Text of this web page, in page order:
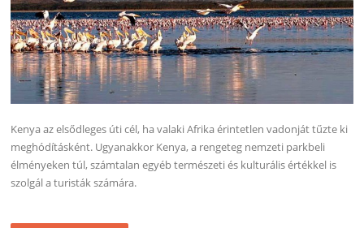
Kenya az elsődleges úti cél, ha valaki Afrika érintetlen vadonját tűzte ki
meghódításként. Ugyanakkor Kenya, a rengeteg nemzeti parkbeli
élményeken túl, számtalan egyéb természeti és kulturális értékkel is
szolgál a turisták számára.